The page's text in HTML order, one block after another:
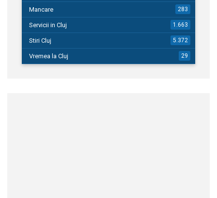
Mancare 283
Servicii in Cluj 1.663
Stiri Cluj 5.372
Vremea la Cluj 29